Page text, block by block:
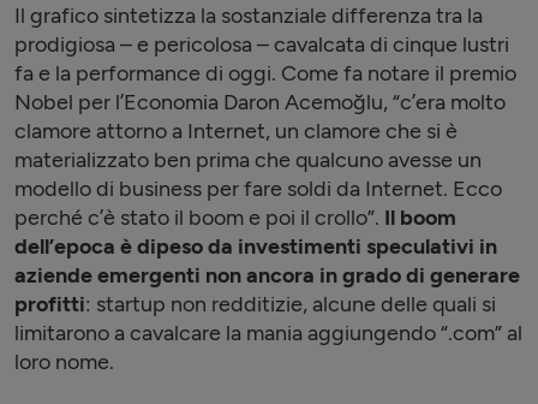
Il grafico sintetizza la sostanziale differenza tra la
prodigiosa – e pericolosa – cavalcata di cinque lustri
fa e la performance di oggi. Come fa notare il premio
Nobel per l’Economia Daron Acemoğlu, “c’era molto
clamore attorno a Internet, un clamore che si è
materializzato ben prima che qualcuno avesse un
modello di business per fare soldi da Internet. Ecco
perché c’è stato il boom e poi il crollo”. Il boom
dell’epoca è dipeso da investimenti speculativi in
aziende emergenti non ancora in grado di generare
profitti: startup non redditizie, alcune delle quali si
limitarono a cavalcare la mania aggiungendo “.com” al
loro nome.